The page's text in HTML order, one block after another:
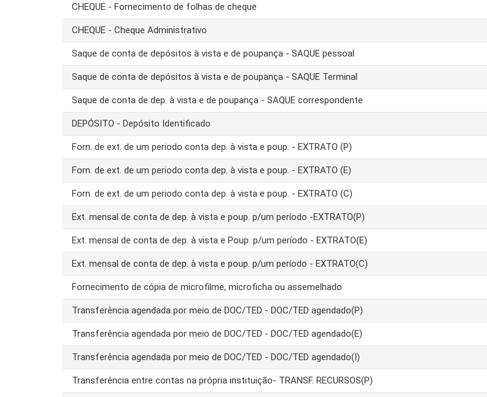
CHEQUE - Fornecimento de folhas de cheque
CHEQUE - Cheque Administrativo
Saque de conta de depósitos à vista e de poupança - SAQUE pessoal
Saque de conta de depósitos à vista e de poupança - SAQUE Terminal
Saque de conta de dep. à vista e de poupança - SAQUE correspondente
DEPÓSITO - Depósito Identificado
Forn. de ext. de um periodo conta dep. à vista e poup. - EXTRATO (P)
Forn. de ext. de um periodo conta dep. à vista e poup. - EXTRATO (E)
Forn. de ext. de um periodo conta dep. à vista e poup. - EXTRATO (C)
Ext. mensal de conta de dep. à vista e poup. p/um período -EXTRATO(P)
Ext. mensal de conta de dep. à vista e Poup. p/um período - EXTRATO(E)
Ext. mensal de conta de dep. à vista e poup. p/um período - EXTRATO(C)
Fornecimento de cópia de microfilme, microficha ou assemelhado
Transferência agendada por meio de DOC/TED - DOC/TED agendado(P)
Transferência agendada por meio de DOC/TED - DOC/TED agendado(E)
Transferência agendada por meio de DOC/TED - DOC/TED agendado(I)
Transferência entre contas na própria instituição- TRANSF. RECURSOS(P)